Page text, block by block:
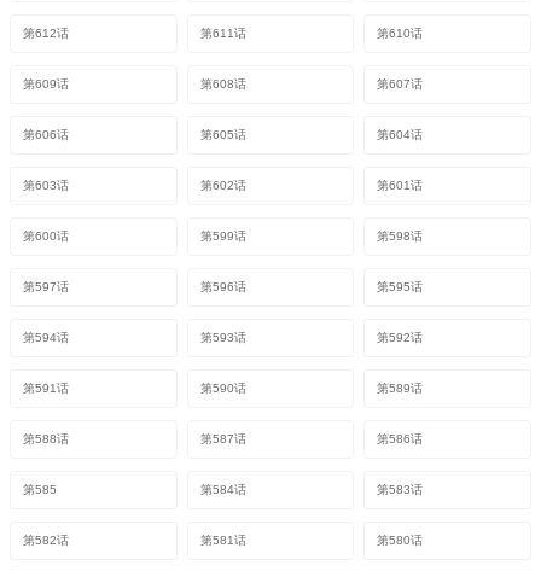
第612话 第611话 第610话
第609话 第608话 第607话
第606话 第605话 第604话
第603话 第602话 第601话
第600话 第599话 第598话
第597话 第596话 第595话
第594话 第593话 第592话
第591话 第590话 第589话
第588话 第587话 第586话
第585 第584话 第583话
第582话 第581话 第580话